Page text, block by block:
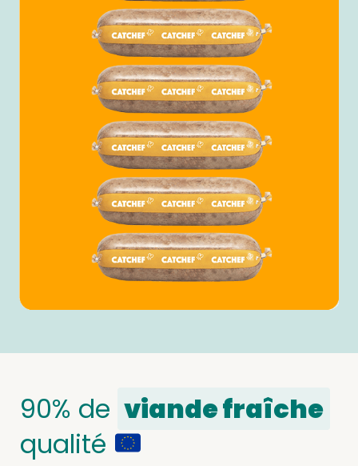
90% de viande fraîche
qualité